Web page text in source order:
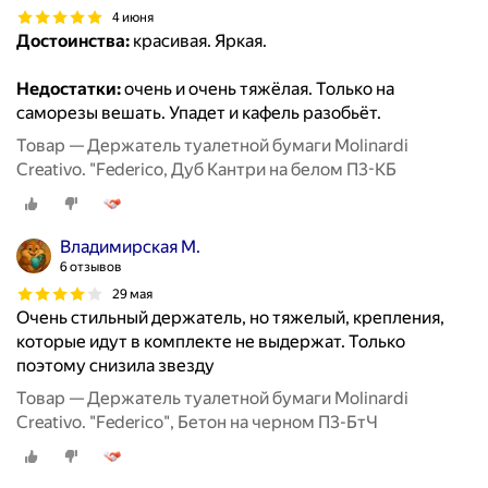
4 июня
Достоинства: красивая. Яркая.
Недостатки:очень и очень тяжёлая. Только на
саморезы вешать. Упадет и кафель разобьёт.
Товар — Держатель туалетной бумаги Molinardi
Creativo. "Federico, Дуб Кантри на белом П3-КБ
Владимирская М.
6 отзывов
29 мая
Очень стильный держатель, но тяжелый, крепления,
которые идут в комплекте не выдержат. Только
поэтому снизила звезду
Товар — Держатель туалетной бумаги Molinardi
Creativo. "Federico", Бетон на черном П3-БтЧ